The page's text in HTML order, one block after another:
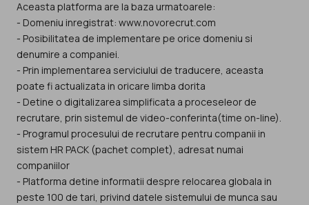
Aceasta platforma are la baza urmatoarele:
- Domeniu inregistrat: www.novorecrut.com
- Posibilitatea de implementare pe orice domeniu si
denumire a companiei.
- Prin implementarea serviciului de traducere, aceasta
poate fi actualizata in oricare limba dorita
- Detine o digitalizarea simplificata a proceseleor de
recrutare, prin sistemul de video-conferinta(time on-line).
- Programul procesului de recrutare pentru companii in
sistem HR PACK (pachet complet), adresat numai
companiilor
- Platforma detine informatii despre relocarea globala in
peste 100 de tari, privind datele sistemului de munca sau